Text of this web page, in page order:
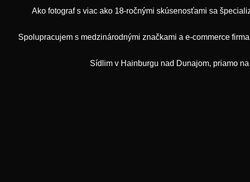
Ako fotograf s viac ako 18-ročnými skúsenosťami sa
Spolupracujem s medzinárodnými značkami a e-commerce
Sídlim v Hainburgu nad Dunajom, priamo